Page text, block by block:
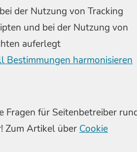
der Nutzung von Tracking
und bei der Nutzung von
auferlegt
Bestimmungen harmonisieren
Fragen für Seitenbetreiber
Zum Artikel über Cookie